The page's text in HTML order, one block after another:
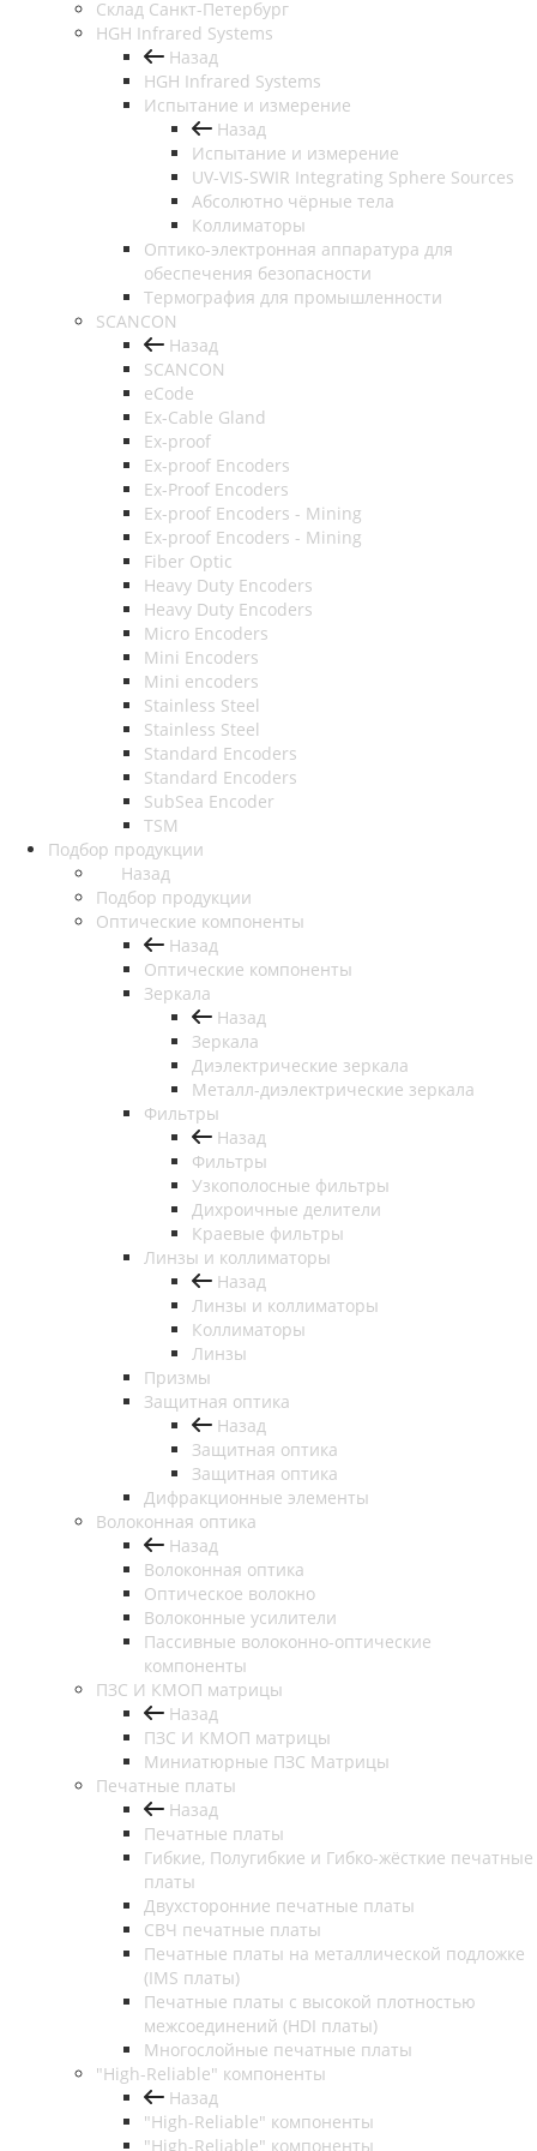
Cклад Санкт-Петербург
HGH Infrared Systems
Назад
HGH Infrared Systems
Испытание и измерение
Назад
Испытание и измерение
UV-VIS-SWIR Integrating Sphere Sources
Абсолютно чёрные тела
Коллиматоры
Оптико-электронная аппаратура для
обеспечения безопасности
Термография для промышленности
SCANCON
Назад
SCANCON
eCode
Ex-Cable Gland
Ex-proof
Ex-proof Encoders
Ex-Proof Encoders
Ex-proof Encoders - Mining
Ex-proof Encoders - Mining
Fiber Optic
Heavy Duty Encoders
Heavy Duty Encoders
Micro Encoders
Mini Encoders
Mini encoders
Stainless Steel
Stainless Steel
Standard Encoders
Standard Encoders
SubSea Encoder
TSM
Подбор продукции
Назад
Подбор продукции
Оптические компоненты
Назад
Оптические компоненты
Зеркала
Назад
Зеркала
Диэлектрические зеркала
Металл-диэлектрические зеркала
Фильтры
Назад
Фильтры
Узкополосные фильтры
Дихроичные делители
Краевые фильтры
Линзы и коллиматоры
Назад
Линзы и коллиматоры
Коллиматоры
Линзы
Призмы
Защитная оптика
Назад
Защитная оптика
Защитная оптика
Дифракционные элементы
Волоконная оптика
Назад
Волоконная оптика
Оптическое волокно
Волоконные усилители
Пассивные волоконно-оптические
компоненты
ПЗС И КМОП матрицы
Назад
ПЗС И КМОП матрицы
Миниатюрные ПЗС Матрицы
Печатные платы
Назад
Печатные платы
Гибкие, Полугибкие и Гибко-жёсткие печатные
платы
Двухсторонние печатные платы
СВЧ печатные платы
Печатные платы на металлической подложке
(IMS платы)
Печатные платы с высокой плотностью
межсоединений (HDI платы)
Многослойные печатные платы
"High-Reliable" компоненты
Назад
"High-Reliable" компоненты
"High-Reliable" компоненты